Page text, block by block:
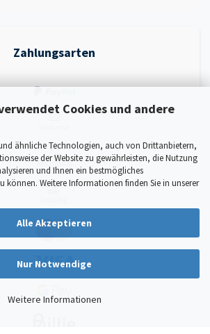
Cookies und andere
ähnliche Technologien, auch von Drittanbietern,
der Website zu gewährleisten, die Nutzung
und Ihnen ein bestmögliches
können. Weitere Informationen finden Sie in unserer
Alle Akzeptieren
Nur Notwendige
Weitere Informationen
Zahlungsarten